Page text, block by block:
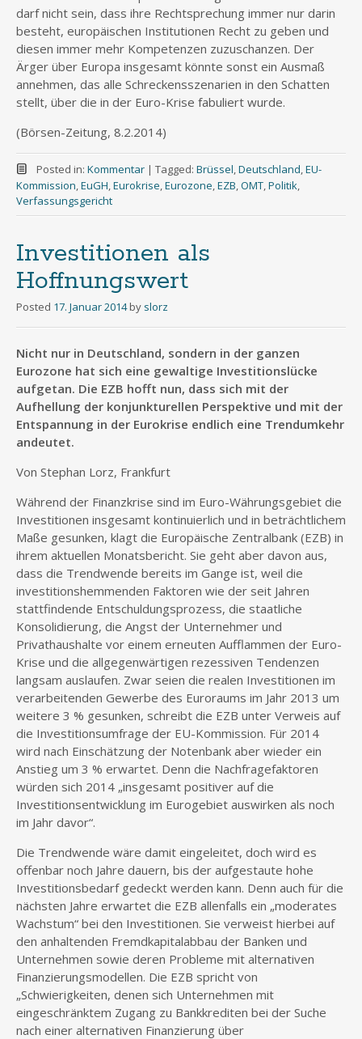
darf nicht sein, dass ihre Rechtsprechung immer nur darin
besteht, europäischen Institutionen Recht zu geben und
diesen immer mehr Kompetenzen zuzuschanzen. Der
Ärger über Europa insgesamt könnte sonst ein Ausmaß
annehmen, das alle Schreckensszenarien in den Schatten
stellt, über die in der Euro-Krise fabuliert wurde.
(Börsen-Zeitung, 8.2.2014)
Posted in: Kommentar | Tagged: Brüssel,Deutschland,EU-
Kommission,EuGH,Eurokrise,Eurozone,EZB,OMT,Politik,
Verfassungsgericht
Investitionen als
Hoffnungswert
Posted 17. Januar 2014 by slorz
Nicht nur in Deutschland, sondern in der ganzen
Eurozone hat sich eine gewaltige Investitionslücke
aufgetan. Die EZB hofft nun, dass sich mit der
Aufhellung der konjunkturellen Perspektive und mit der
Entspannung in der Eurokrise endlich eine Trendumkehr
andeutet.
Von Stephan Lorz, Frankfurt
Während der Finanzkrise sind im Euro-Währungsgebiet die
Investitionen insgesamt kontinuierlich und in beträchtlichem
Maße gesunken, klagt die Europäische Zentralbank (EZB) in
ihrem aktuellen Monatsbericht. Sie geht aber davon aus,
dass die Trendwende bereits im Gange ist, weil die
investitionshemmenden Faktoren wie der seit Jahren
stattfindende Entschuldungsprozess, die staatliche
Konsolidierung, die Angst der Unternehmer und
Privathaushalte vor einem erneuten Aufflammen der Euro-
Krise und die allgegenwärtigen rezessiven Tendenzen
langsam auslaufen. Zwar seien die realen Investitionen im
verarbeitenden Gewerbe des Euroraums im Jahr 2013 um
weitere 3 % gesunken, schreibt die EZB unter Verweis auf
die Investitionsumfrage der EU-Kommission. Für 2014
wird nach Einschätzung der Notenbank aber wieder ein
Anstieg um 3 % erwartet. Denn die Nachfragefaktoren
würden sich 2014 „insgesamt positiver auf die
Investitionsentwicklung im Eurogebiet auswirken als noch
im Jahr davor“.
Die Trendwende wäre damit eingeleitet, doch wird es
offenbar noch Jahre dauern, bis der aufgestaute hohe
Investitionsbedarf gedeckt werden kann. Denn auch für die
nächsten Jahre erwartet die EZB allenfalls ein „moderates
Wachstum“ bei den Investitionen. Sie verweist hierbei auf
den anhaltenden Fremdkapitalabbau der Banken und
Unternehmen sowie deren Probleme mit alternativen
Finanzierungsmodellen. Die EZB spricht von
„Schwierigkeiten, denen sich Unternehmen mit
eingeschränktem Zugang zu Bankkrediten bei der Suche
nach einer alternativen Finanzierung über